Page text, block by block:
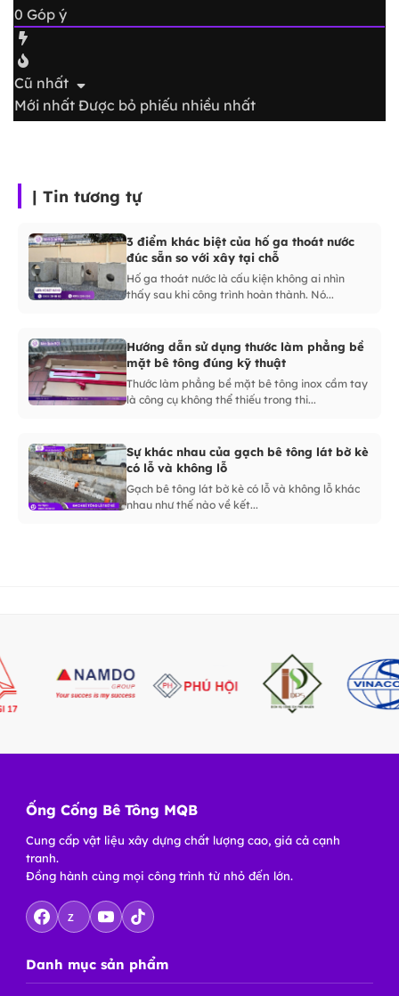
0 Góp ý
Cũ nhất
Mới nhất Được bỏ phiếu nhiều nhất
| Tin tương tự
3 điểm khác biệt của hố ga thoát nước
đúc sẵn so với xây tại chỗ
Hố ga thoát nước là cấu kiện không ai nhìn
thấy sau khi công trình hoàn thành. Nó...
Hướng dẫn sử dụng thước làm phẳng bề
mặt bê tông đúng kỹ thuật
Thước làm phẳng bề mặt bê tông inox cầm tay
là công cụ không thể thiếu trong thi...
Sự khác nhau của gạch bê tông lát bờ kè
có lỗ và không lỗ
Gạch bê tông lát bờ kè có lỗ và không lỗ khác
nhau như thế nào về kết...
Ống Cống Bê Tông MQB
Cung cấp vật liệu xây dựng chất lượng cao, giá cả cạnh
tranh.
Đồng hành cùng mọi công trình từ nhỏ đến lớn.
Z
Danh mục sản phẩm